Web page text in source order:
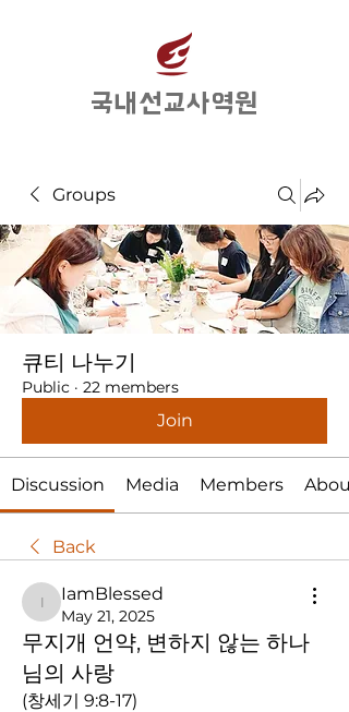
​국내선교사역원
Groups
큐티 나누기
Public · 22 members
Join
Discussion Media Members About
Back
IamBlessed
IamBlessed
May 21, 2025
무지개 언약, 변하지 않는 하나
님의 사랑
(창세기 9:8-17)